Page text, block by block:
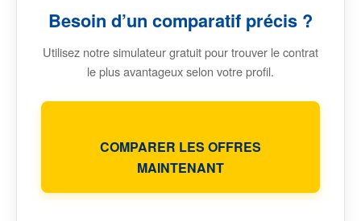
Besoin d’un comparatif précis ?
Utilisez notre simulateur gratuit pour trouver le contrat
le plus avantageux selon votre profil.
COMPARER LES OFFRES
MAINTENANT